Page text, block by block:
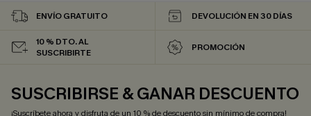
ENVÍO GRATUITO DEVOLUCIÓN EN 30 DÍAS
10 % DTO. AL
SUSCRIBIRTE
PROMOCIÓN
SUSCRIBIRSE & GANAR DESCUENTO
¡Suscríbete ahora y disfruta de un 10 % de descuento sin mínimo de compra!